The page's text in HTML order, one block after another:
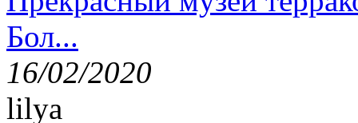
Бол...
16/02/2020
lilya